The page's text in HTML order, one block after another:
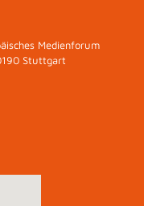
Medienforum
Stuttgart